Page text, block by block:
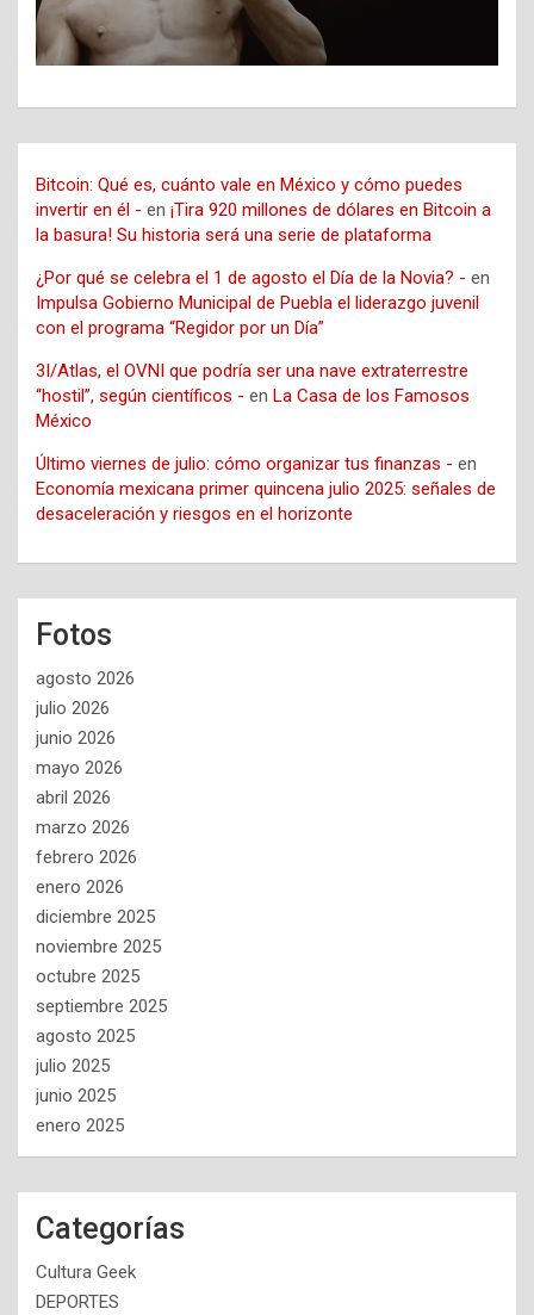
Bitcoin: Qué es, cuánto vale en México y cómo puedes
invertir en él - en ¡Tira 920 millones de dólares en Bitcoin a
la basura! Su historia será una serie de plataforma
¿Por qué se celebra el 1 de agosto el Día de la Novia? - en
Impulsa Gobierno Municipal de Puebla el liderazgo juvenil
con el programa “Regidor por un Día”
3I/Atlas, el OVNI que podría ser una nave extraterrestre
“hostil”, según científicos - en La Casa de los Famosos
México
Último viernes de julio: cómo organizar tus finanzas - en
Economía mexicana primer quincena julio 2025: señales de
desaceleración y riesgos en el horizonte
Fotos
agosto 2026
julio 2026
junio 2026
mayo 2026
abril 2026
marzo 2026
febrero 2026
enero 2026
diciembre 2025
noviembre 2025
octubre 2025
septiembre 2025
agosto 2025
julio 2025
junio 2025
enero 2025
Categorías
Cultura Geek
DEPORTES